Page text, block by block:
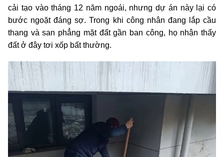
cải tạo vào tháng 12 năm ngoái, nhưng dự án này lại có
bước ngoặt đáng sợ. Trong khi công nhân đang lắp cầu
thang và san phẳng mặt đất gần ban công, họ nhận thấy
đất ở đây tơi xốp bất thường.